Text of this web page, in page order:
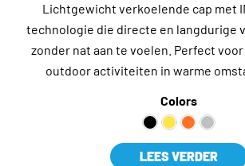
Lichtgewicht verkoelende cap met
technologie die directe en langdurige
zonder nat aan te voelen. Perfect
outdoor activiteiten in warme
Colors
LEES VERDER